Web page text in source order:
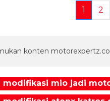
1 2
konten
modifikasi mio jadi